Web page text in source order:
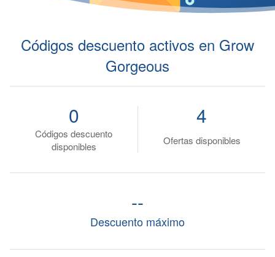
Códigos descuento activos en Grow
Gorgeous
Códigos descuento
disponibles
0
Ofertas disponibles
4
Descuento máximo
--